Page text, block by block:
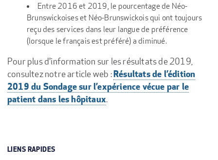
Entre 2016 et 2019, le pourcentage de Néo-
Brunswickoises et Néo-Brunswickois qui ont toujours
reçu des services dans leur langue de préférence
(lorsque le français est préféré) a diminué.
Pour plus d'information sur les résultats de 2019,
consultez notre article web :Résultats de l’édition
2019 du Sondage sur l’expérience vécue par le
patient dans les hôpitaux.
LIENS RAPIDES